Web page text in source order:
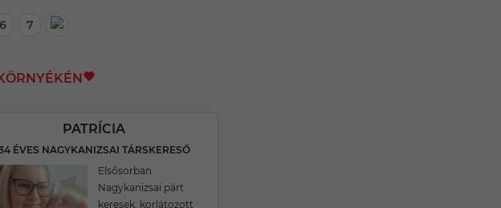
6 7
PATRÍCIA
ÉVES NAGYKANIZSAI TÁRSKERESŐ
Elsősorban
Nagykanizsai párt
keresek, korlátozott